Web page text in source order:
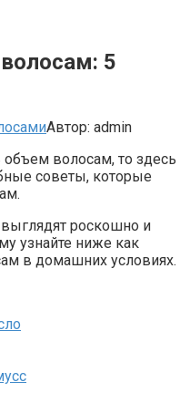
5
Автор: admin
объем волосам, то здесь
советы, которые
роскошно и
узнайте ниже как
в домашних условиях.